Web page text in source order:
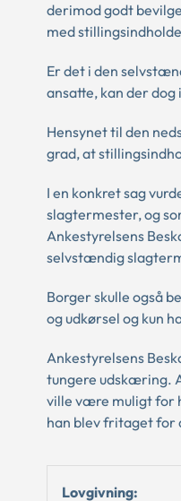
derimod godt
med
Er det i den
ansatte, kan der
Hensynet til den
grad, at
I en konkret sag
slagtermester, og
Ankestyrelsens
selvstændig
Borger skulle også
og udkørsel og kun
Ankestyrelsens
tungere udskæring.
ville være muligt for
han blev fritaget for
Lovgivning: